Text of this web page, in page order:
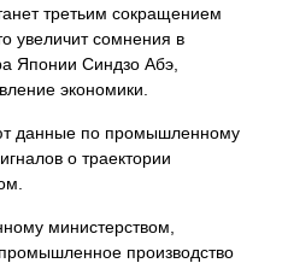
третьим сокращением
увеличит сомнения в
Японии Синдзо Абэ,
экономики.
данные по промышленному
о траектории
министерством,
промышленное производство